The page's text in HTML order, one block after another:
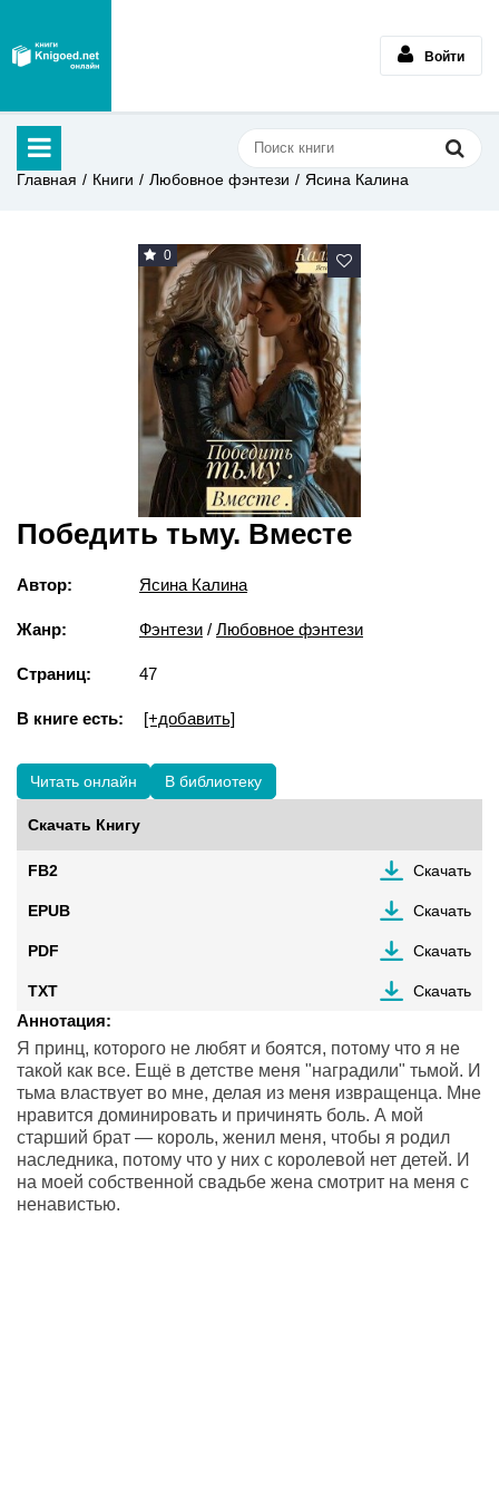
Войти
Главная Книги Любовное фэнтези Ясина Калина
0
Победить тьму. Вместе
Автор: Ясина Калина
Жанр: Фэнтези / Любовное фэнтези
Страниц: 47
В книге есть: [+добавить]
Читать онлайн В библиотеку
Скачать Книгу
FB2 Скачать
EPUB Скачать
PDF Скачать
TXT Скачать
Аннотация:
Я принц, которого не любят и боятся, потому что я не
такой как все. Ещё в детстве меня "наградили" тьмой. И
тьма властвует во мне, делая из меня извращенца. Мне
нравится доминировать и причинять боль. А мой
старший брат — король, женил меня, чтобы я родил
наследника, потому что у них с королевой нет детей. И
на моей собственной свадьбе жена смотрит на меня с
ненавистью.